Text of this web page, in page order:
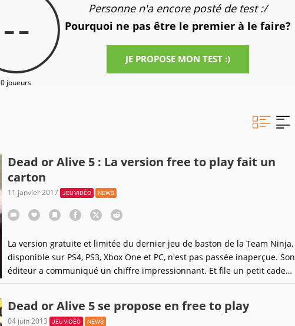
--
0 joueurs
Personne n'a encore posté de test :/
Pourquoi ne pas être le premier à le faire?
JE PROPOSE MON TEST :)
Dead or Alive 5 : La version free to play fait un
carton
11 janvier 2017 JEU VIDÉO NEWS
La version gratuite et limitée du dernier jeu de baston de la Team Ninja,
disponible sur PS4, PS3, Xbox One et PC, n'est pas passée inaperçue. Son
éditeur a communiqué un chiffre impressionnant. Et file un petit cadeau
pour fêter ça.
Dead or Alive 5 se propose en free to play
04 juin 2013 JEU VIDÉO NEWS